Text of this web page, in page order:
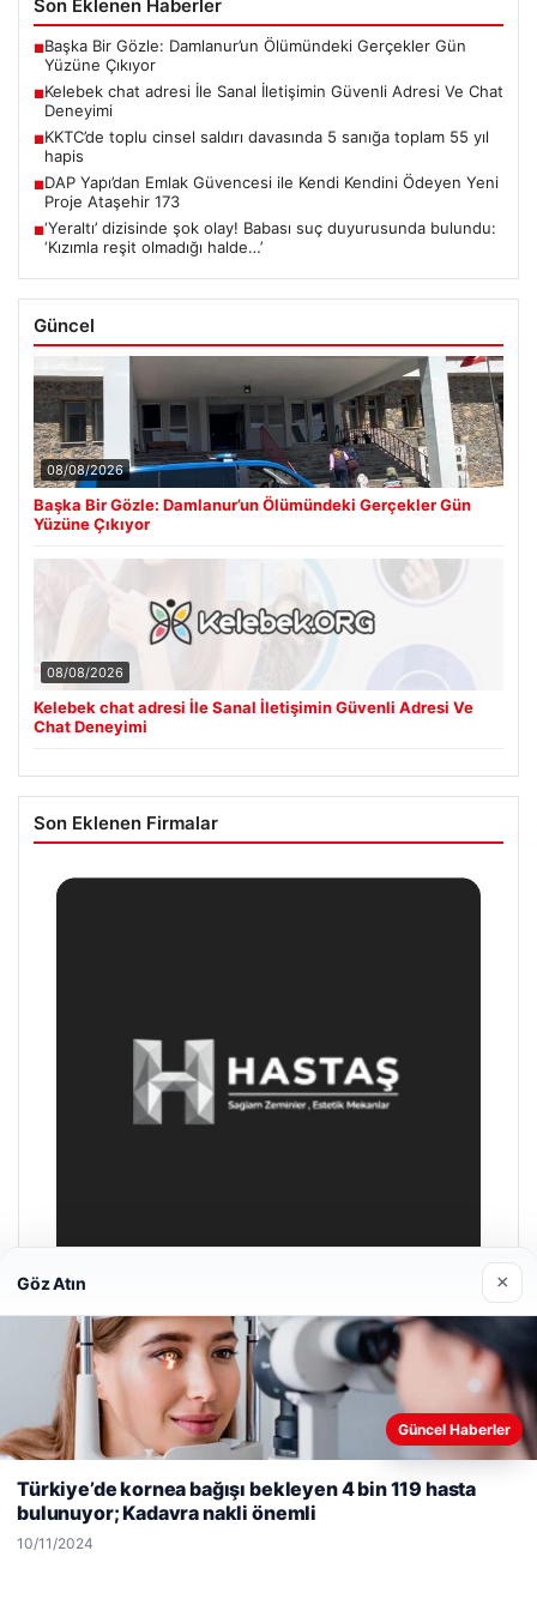
Son Eklenen Haberler
■Başka Bir Gözle: Damlanur’un Ölümündeki Gerçekler Gün
Yüzüne Çıkıyor
■Kelebek chat adresi İle Sanal İletişimin Güvenli Adresi Ve Chat
Deneyimi
■KKTC’de toplu cinsel saldırı davasında 5 sanığa toplam 55 yıl
hapis
■DAP Yapı’dan Emlak Güvencesi ile Kendi Kendini Ödeyen Yeni
Proje Ataşehir 173
■‘Yeraltı’ dizisinde şok olay! Babası suç duyurusunda bulundu:
‘Kızımla reşit olmadığı halde…’
Güncel
08/08/2026
Başka Bir Gözle: Damlanur’un Ölümündeki Gerçekler Gün
Yüzüne Çıkıyor
08/08/2026
Kelebek chat adresi İle Sanal İletişimin Güvenli Adresi Ve
Chat Deneyimi
Son Eklenen Firmalar
Hastaş Beton
26/05/2026
Web sitemizi nasıl kullandığınızı daha iyi anlayabilmek,
kullanıyoruz.Çerez Politikamız
Reddet
Göz Atın ×
Güncel Haberler
Türkiye’de kornea bağışı bekleyen 4 bin 119 hasta
bulunuyor; Kadavra nakli önemli
10/11/2024